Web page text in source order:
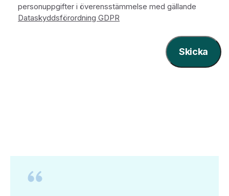
personuppgifter i överensstämmelse med gällande
Dataskyddsförordning GDPR